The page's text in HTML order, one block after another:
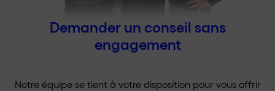
Demander un conseil sans
engagement
Notre équipe se tient à votre disposition pour vous offrir